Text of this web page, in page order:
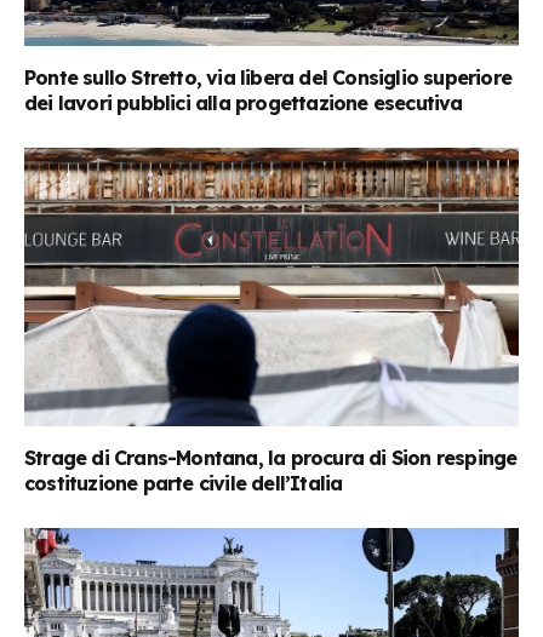
Ponte sullo Stretto, via libera del Consiglio superiore
dei lavori pubblici alla progettazione esecutiva
Strage di Crans-Montana, la procura di Sion respinge
costituzione parte civile dell’Italia